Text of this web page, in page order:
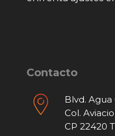
Contacto
Blvd. Agua
Col.
CP 22420